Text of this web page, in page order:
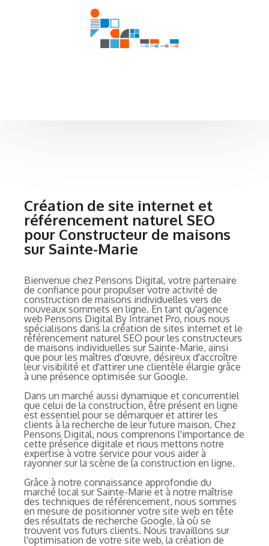
Création de site internet et
référencement naturel SEO
pour Constructeur de maisons
sur Sainte-Marie
Bienvenue chez Pensons Digital, votre partenaire
de confiance pour propulser votre activité de
construction de maisons individuelles vers de
nouveaux sommets en ligne. En tant qu'agence
web Pensons Digital By Intranet Pro, nous nous
spécialisons dans la création de sites internet et le
référencement naturel SEO pour les constructeurs
de maisons individuelles sur Sainte-Marie, ainsi
que pour les maîtres d'œuvre, désireux d'accroître
leur visibilité et d'attirer une clientèle élargie grâce
à une présence optimisée sur Google.
Dans un marché aussi dynamique et concurrentiel
que celui de la construction, être présent en ligne
est essentiel pour se démarquer et attirer les
clients à la recherche de leur future maison. Chez
Pensons Digital, nous comprenons l'importance de
cette présence digitale et nous mettons notre
expertise à votre service pour vous aider à
rayonner sur la scène de la construction en ligne.
Grâce à notre connaissance approfondie du
marché local sur Sainte-Marie et à notre maîtrise
des techniques de référencement, nous sommes
en mesure de positionner votre site web en tête
des résultats de recherche Google, là où se
trouvent vos futurs clients. Nous travaillons sur
l'optimisation de votre site web, la création de